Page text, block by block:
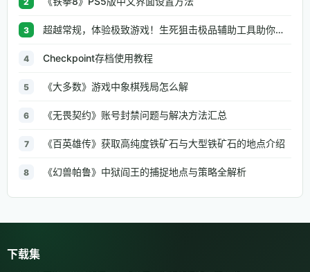
3 超越常规，体验极致游戏！生死狙击极品辅助工具助你无往不利
4 Checkpoint存档使用教程
5 《大多数》游戏中象棋残局怎么解
6 《无畏契约》账号封禁问题与解决方法汇总
7 《百英雄传》获取高纯度铁矿石与大型铁矿石的地点介绍
8 《幻兽帕鲁》中狱阎王的捕捉地点与策略全解析
下载集